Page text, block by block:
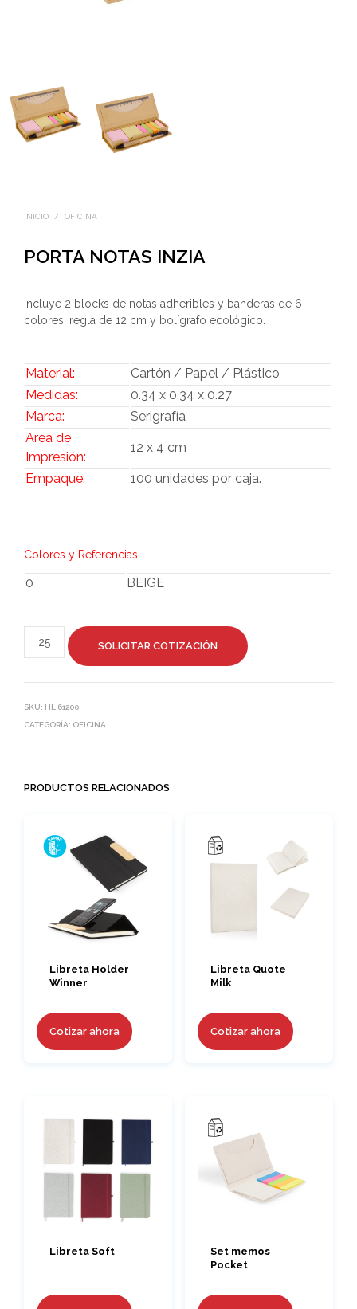
INICIO / OFICINA
PORTA NOTAS INZIA
Incluye 2 blocks de notas adheribles y banderas de 6
colores, regla de 12 cm y bolígrafo ecológico.
Material:
Cartón / Papel / Plástico
Medidas:
0.34 x 0.34 x 0.27
Marca:
Serigrafía
Area de
Impresión:
12 x 4 cm
Empaque: 100 unidades por caja.
Colores y Referencias
0 BEIGE
SOLICITAR COTIZACIÓN
SKU: HL 61200
CATEGORÍA: OFICINA
PRODUCTOS RELACIONADOS
Libreta Holder
Winner
Cotizar ahora
Libreta Quote
Milk
Cotizar ahora
Libreta Soft
Set memos
Pocket